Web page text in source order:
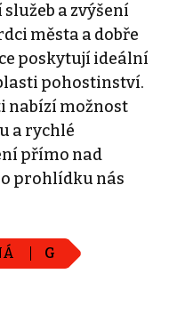
a zvýšení
města a dobře
poskytují ideální
pohostinství.
nabízí možnost
a rychlé
přímo nad
prohlídku nás
G